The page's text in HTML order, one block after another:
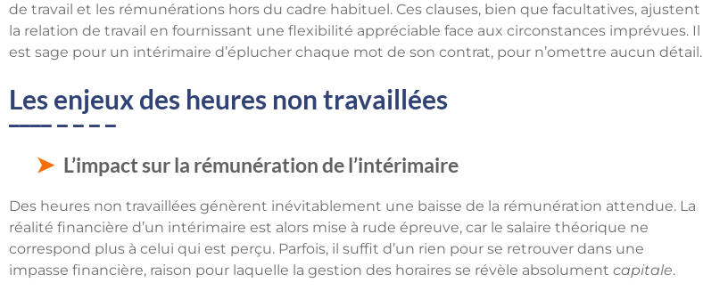
de travail et les rémunérations hors du cadre habituel. Ces clauses, bien que facultatives, ajustent
la relation de travail en fournissant une flexibilité appréciable face aux circonstances imprévues. Il
est sage pour un intérimaire d’éplucher chaque mot de son contrat, pour n’omettre aucun détail.
Les enjeux des heures non travaillées
L’impact sur la rémunération de l’intérimaire
Des heures non travaillées génèrent inévitablement une baisse de la rémunération attendue. La
réalité financière d’un intérimaire est alors mise à rude épreuve, car le salaire théorique ne
correspond plus à celui qui est perçu. Parfois, il suffit d’un rien pour se retrouver dans une
impasse financière, raison pour laquelle la gestion des horaires se révèle absolument capitale.